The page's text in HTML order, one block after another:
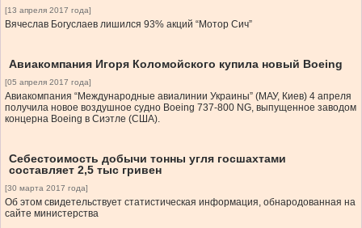
[13 апреля 2017 года]
Вячеслав Богуслаев лишился 93% акций “Мотор Сич”
Авиакомпания Игоря Коломойского купила новый Boeing
[05 апреля 2017 года]
Авиакомпания “Международные авиалинии Украины” (МАУ, Киев) 4 апреля
получила новое воздушное судно Boeing 737-800 NG, выпущенное заводом
концерна Boeing в Сиэтле (США).
Себестоимость добычи тонны угля госшахтами
составляет 2,5 тыс гривен
[30 марта 2017 года]
Об этом свидетельствует статистическая информация, обнародованная на
сайте министерства